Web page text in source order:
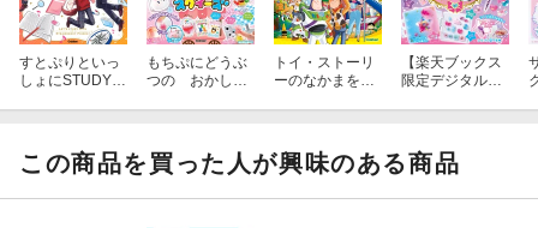
すとぷりといっ
しょにSTUDYB
もちぷにどうぶ
つの おかしや
トイ・ストーリ
ーのなかまをさ
【楽天ブックス
限定デジタル特
（むぎまま直
伝！BOOK未収
この商品を買った人が興味のある商品